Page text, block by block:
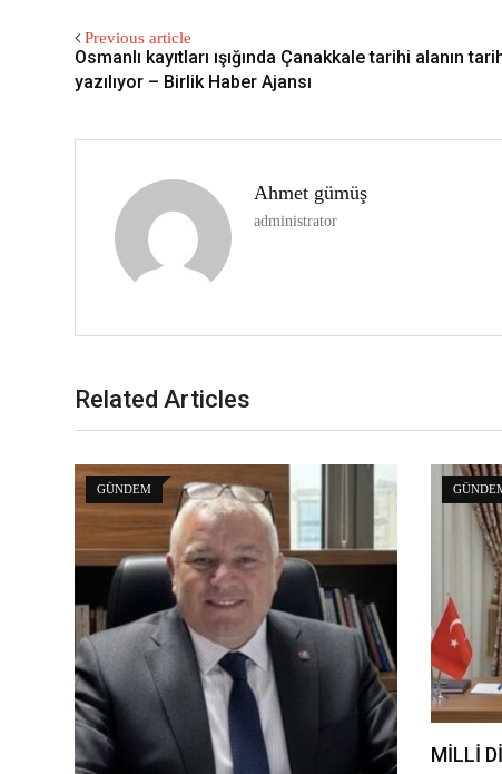
Previous article
Osmanlı kayıtları ışığında Çanakkale tarihi alanın
yazılıyor – Birlik Haber Ajansı
Ahmet gümüş
administrator
Related Articles
GÜNDEM
MİLLİ